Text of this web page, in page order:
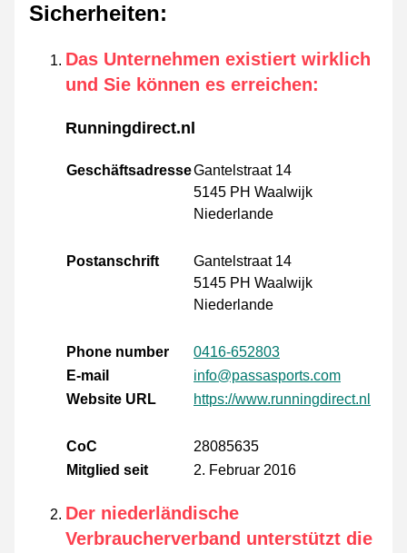
Sicherheiten:
Das Unternehmen existiert wirklich
und Sie können es erreichen:
Runningdirect.nl
GeschäftsadresseGantelstraat 14
5145 PH Waalwijk
Niederlande
Postanschrift
Gantelstraat 14
5145 PH Waalwijk
Niederlande
Phone number
0416-652803
E-mail
info@passasports.com
Website URL
https://www.runningdirect.nl
CoC
28085635
Mitglied seit
2. Februar 2016
Der niederländische
Verbraucherverband unterstützt die